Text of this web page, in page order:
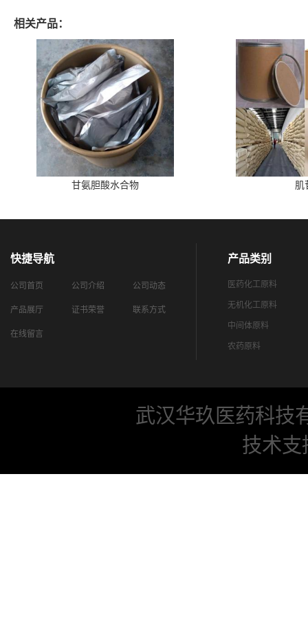
相关产品：
甘氨胆酸水合物 肌
快捷导航
公司首页 公司介绍 公司动态
产品展厅 证书荣誉 联系方式
在线留言
产品类别
医药化工原料
无机化工原料
中间体原料
农药原料
武汉华玖医药科技
技术